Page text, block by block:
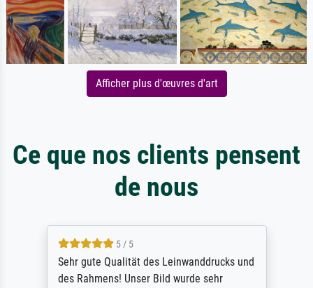
Afficher plus d'œuvres d'art
Ce que nos clients pensent
de nous
5 / 5
Sehr gute Qualität des Leinwanddrucks und
des Rahmens! Unser Bild wurde sehr